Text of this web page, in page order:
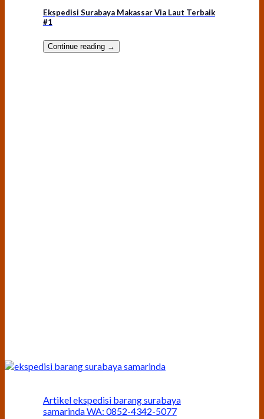
Ekspedisi Surabaya Makassar Via Laut Terbaik
#1
Continue reading →
Artikel ekspedisi barang surabaya
samarinda WA: 0852-4342-5077